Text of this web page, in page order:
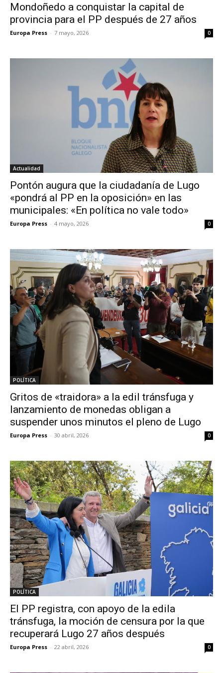
Mondoñedo a conquistar la capital de
provincia para el PP después de 27 años
Europa Press - 7 mayo, 2026 0
Actualidad
Pontón augura que la ciudadanía de Lugo
«pondrá al PP en la oposición» en las
municipales: «En política no vale todo»
Europa Press - 4 mayo, 2026 0
POLÍTICA
Gritos de «traidora» a la edil tránsfuga y
lanzamiento de monedas obligan a
suspender unos minutos el pleno de Lugo
Europa Press - 30 abril, 2026 0
POLÍTICA
El PP registra, con apoyo de la edila
tránsfuga, la moción de censura por la que
recuperará Lugo 27 años después
Europa Press - 22 abril, 2026 0